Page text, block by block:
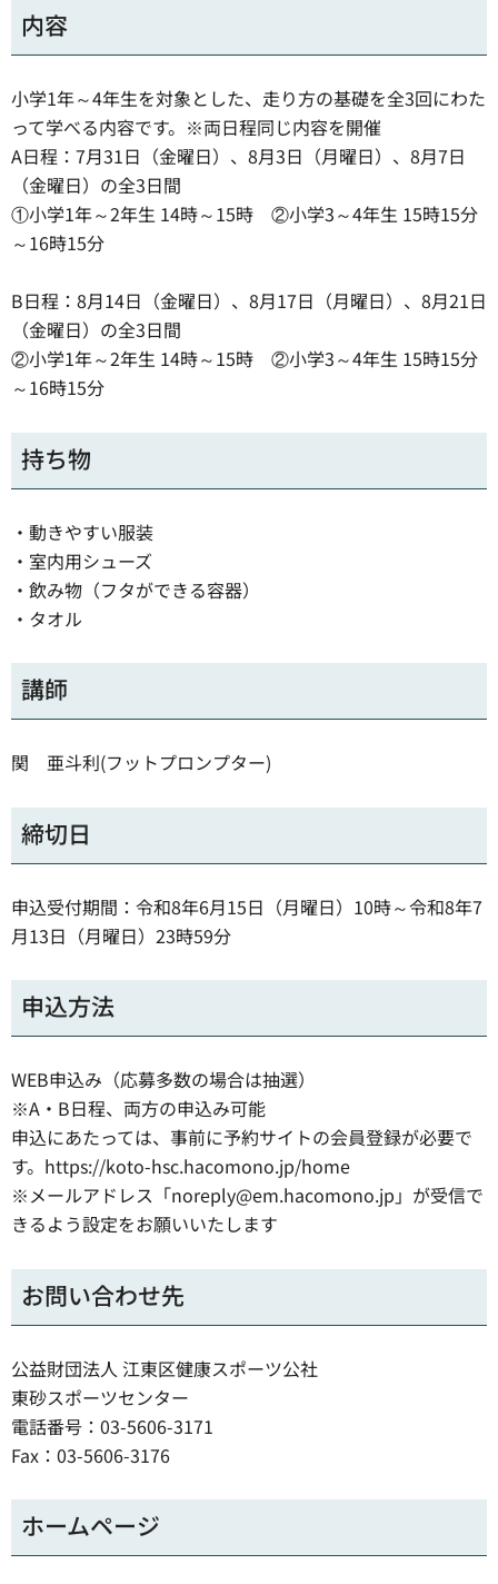
内容
小学1年～4年生を対象とした、走り方の基礎を全3回にわた
って学べる内容です。※両日程同じ内容を開催
A日程：7月31日（金曜日）、8月3日（月曜日）、8月7日
（金曜日）の全3日間
①小学1年～2年生 14時～15時 ②小学3～4年生 15時15分
～16時15分
B日程：8月14日（金曜日）、8月17日（月曜日）、8月21日
（金曜日）の全3日間
②小学1年～2年生 14時～15時 ②小学3～4年生 15時15分
～16時15分
持ち物
・動きやすい服装
・室内用シューズ
・飲み物（フタができる容器）
・タオル
講師
関 亜斗利(フットプロンプター)
締切日
申込受付期間：令和8年6月15日（月曜日）10時～令和8年7
月13日（月曜日）23時59分
申込方法
WEB申込み（応募多数の場合は抽選）
※A・B日程、両方の申込み可能
申込にあたっては、事前に予約サイトの会員登録が必要で
す。https://koto-hsc.hacomono.jp/home
※メールアドレス「noreply@em.hacomono.jp」が受信で
きるよう設定をお願いいたします
お問い合わせ先
公益財団法人 江東区健康スポーツ公社
東砂スポーツセンター
電話番号：03-5606-3171
Fax：03-5606-3176
ホームページ